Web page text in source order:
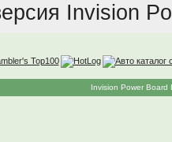
Invision
Invision Power